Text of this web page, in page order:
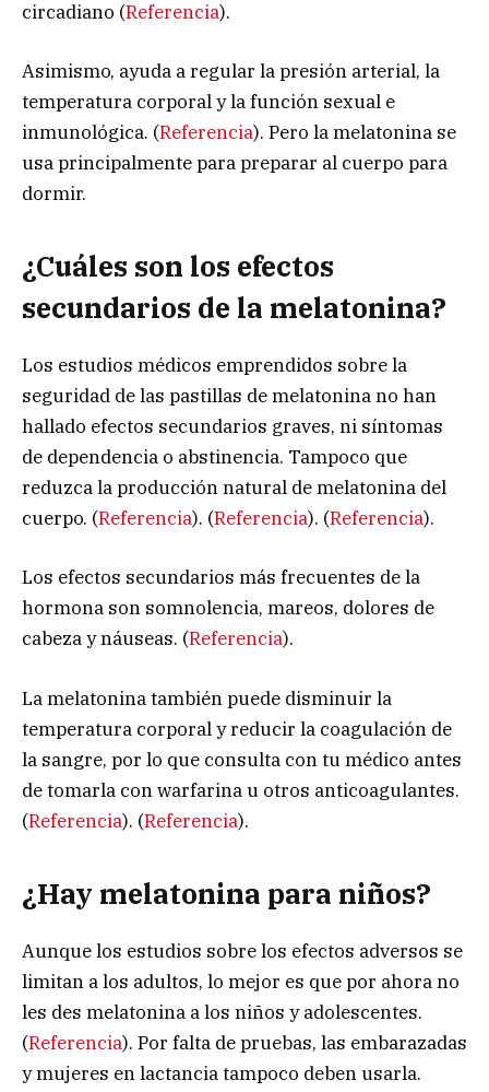
circadiano (Referencia).
Asimismo, ayuda a regular la presión arterial, la
temperatura corporal y la función sexual e
inmunológica. (Referencia). Pero la melatonina se
usa principalmente para preparar al cuerpo para
dormir.
¿Cuáles son los efectos
secundarios de la melatonina?
Los estudios médicos emprendidos sobre la
seguridad de las pastillas de melatonina no han
hallado efectos secundarios graves, ni síntomas
de dependencia o abstinencia. Tampoco que
reduzca la producción natural de melatonina del
cuerpo. (Referencia). (Referencia). (Referencia).
Los efectos secundarios más frecuentes de la
hormona son somnolencia, mareos, dolores de
cabeza y náuseas. (Referencia).
La melatonina también puede disminuir la
temperatura corporal y reducir la coagulación de
la sangre, por lo que consulta con tu médico antes
de tomarla con warfarina u otros anticoagulantes.
(Referencia). (Referencia).
¿Hay melatonina para niños?
Aunque los estudios sobre los efectos adversos se
limitan a los adultos, lo mejor es que por ahora no
les des melatonina a los niños y adolescentes.
(Referencia). Por falta de pruebas, las embarazadas
y mujeres en lactancia tampoco deben usarla.